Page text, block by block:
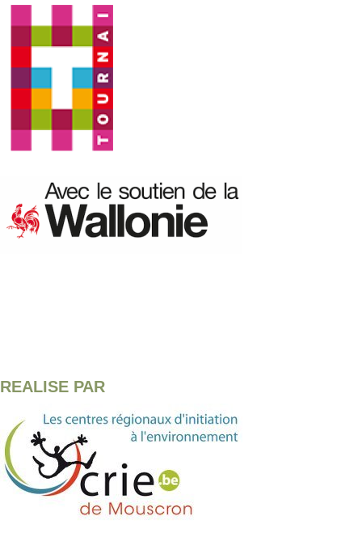
REALISE PAR